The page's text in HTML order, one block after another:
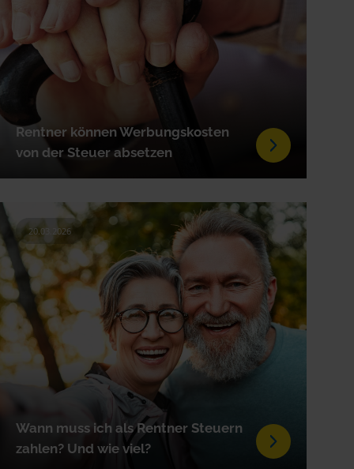
Rentner können Werbungskosten
von der Steuer absetzen
Wann muss ich als Rentner Steuern
zahlen? Und wie viel?
20.03.2026